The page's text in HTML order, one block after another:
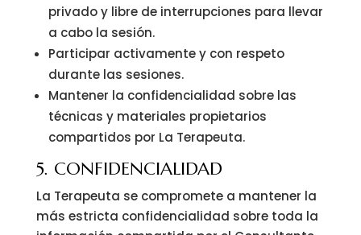
privado y libre de interrupciones para llevar
a cabo la sesión.
Participar activamente y con respeto
durante las sesiones.
Mantener la confidencialidad sobre las
técnicas y materiales propietarios
compartidos por La Terapeuta.
5. CONFIDENCIALIDAD
La Terapeuta se compromete a mantener la
más estricta confidencialidad sobre toda la